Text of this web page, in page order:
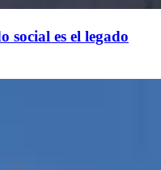
social es el legado